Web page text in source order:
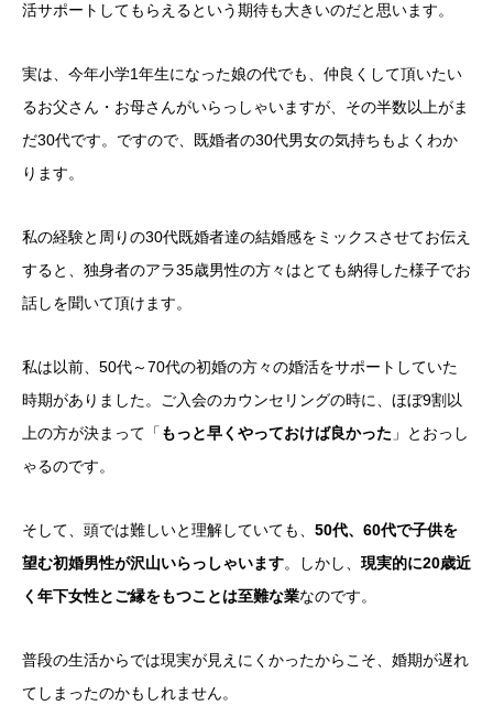
活サポートしてもらえるという期待も大きいのだと思います。
実は、今年小学1年生になった娘の代でも、仲良くして頂いたい
るお父さん・お母さんがいらっしゃいますが、その半数以上がま
だ30代です。ですので、既婚者の30代男女の気持ちもよくわか
ります。
私の経験と周りの30代既婚者達の結婚感をミックスさせてお伝え
すると、独身者のアラ35歳男性の方々はとても納得した様子でお
話しを聞いて頂けます。
私は以前、50代～70代の初婚の方々の婚活をサポートしていた
時期がありました。ご入会のカウンセリングの時に、ほぼ9割以
上の方が決まって「 もっと早くやっておけば良かった 」とおっし
ゃるのです。
そして、頭では難しいと理解していても、 50代、60代で子供を
望む初婚男性が沢山いらっしゃいます。しかし、 現実的に20歳近
く年下女性とご縁をもつことは至難な業なのです。
普段の生活からでは現実が見えにくかったからこそ、婚期が遅れ
てしまったのかもしれません。